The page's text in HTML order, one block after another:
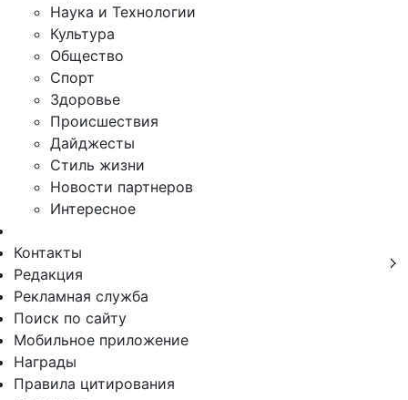
Наука и Технологии
Культура
Общество
Спорт
Здоровье
Происшествия
Дайджесты
Стиль жизни
Новости партнеров
Интересное
Контакты
Редакция
Рекламная служба
Поиск по сайту
Мобильное приложение
Награды
Правила цитирования